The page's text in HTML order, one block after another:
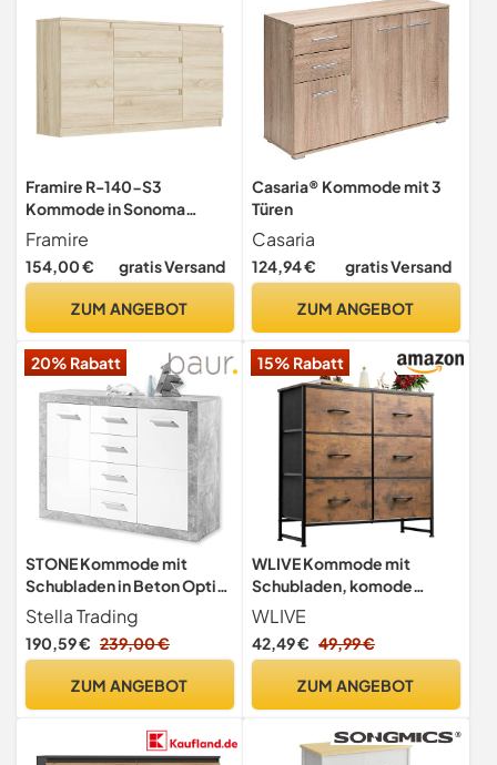
Framire R-140-S3
Kommode in Sonoma
Eiche, Kommode mit 3
Schubladen, 2 Türen,
Schrank für Schlafzimmer,
x 40 cm
Framire
154,00 € gratis Versand
ZUM ANGEBOT
Casaria® Kommode mit 3
Türen
Casaria
124,94 € gratis Versand
ZUM ANGEBOT
20% Rabatt
STONE Kommode mit
Schubladen in Beton Optik,
Weiß Hochglanz - Moderne
Kommode mit viel
Stauraum für Ihren
Stella Trading
190,59 € 239,00 €
ZUM ANGEBOT
15% Rabatt
WLIVE Kommode mit
Schubladen, komode
Schlafzimmer mit 6
Stoffschubladen
WLIVE
42,49 € 49,99 €
ZUM ANGEBOT